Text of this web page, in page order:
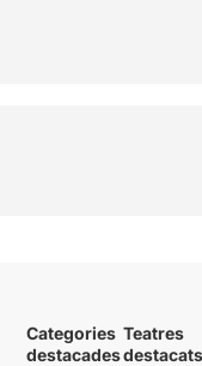
Categories
destacades
Teatres
destacats